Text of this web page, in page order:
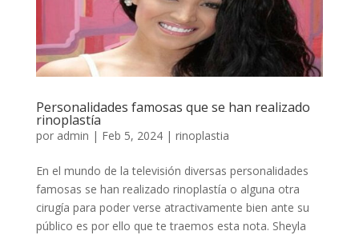
Personalidades famosas que se han realizado
rinoplastía
por admin | Feb 5, 2024| rinoplastia
En el mundo de la televisión diversas personalidades
famosas se han realizado rinoplastía o alguna otra
cirugía para poder verse atractivamente bien ante su
público es por ello que te traemos esta nota. Sheyla